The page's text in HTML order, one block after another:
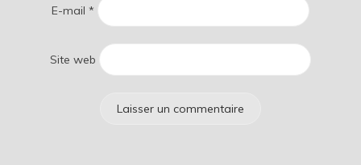
E-mail *
Site web